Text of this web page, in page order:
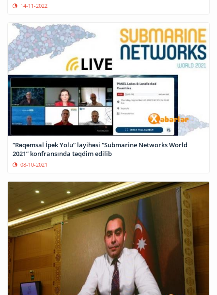
14-11-2022
“Rəqəmsal İpək Yolu” layihəsi “Submarine Networks World
2021” konfransında təqdim edilib
08-10-2021